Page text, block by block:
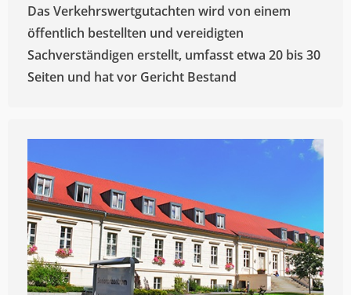
Das Verkehrswertgutachten wird von einem
öffentlich bestellten und vereidigten
Sachverständigen erstellt, umfasst etwa 20 bis 30
Seiten und hat vor Gericht Bestand